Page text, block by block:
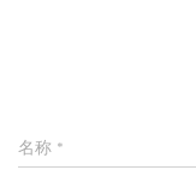
名称 *